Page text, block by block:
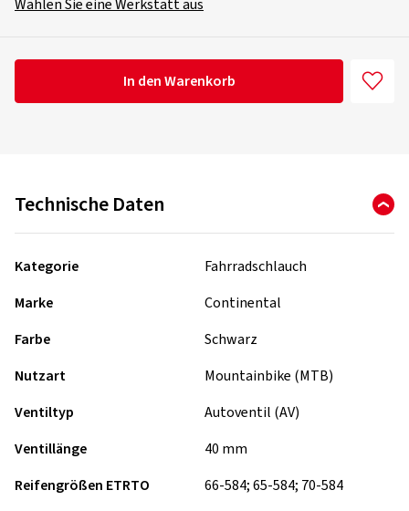
Wählen Sie eine Werkstatt aus
In den Warenkorb
Technische Daten
Kategorie
Fahrradschlauch
Marke
Continental
Farbe
Schwarz
Nutzart
Mountainbike (MTB)
Ventiltyp
Autoventil (AV)
Ventillänge
40 mm
Reifengrößen ETRTO
66-584; 65-584; 70-584